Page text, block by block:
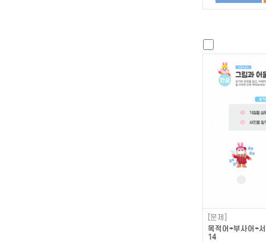
[문제]
목적어+부사어+
14